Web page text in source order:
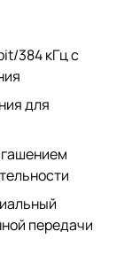
384 кГц с
для
передачи